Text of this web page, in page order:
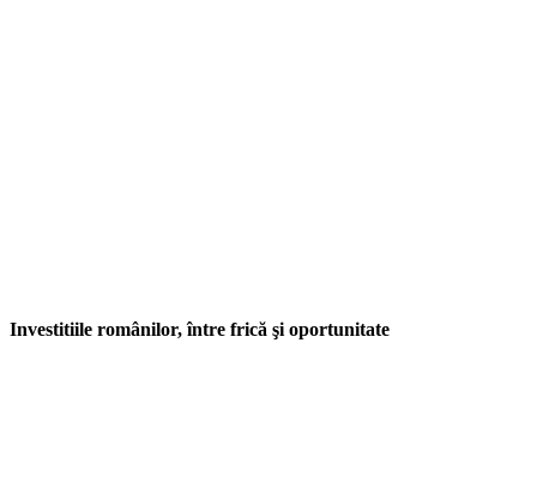
Investitiile românilor, între frică şi oportunitate